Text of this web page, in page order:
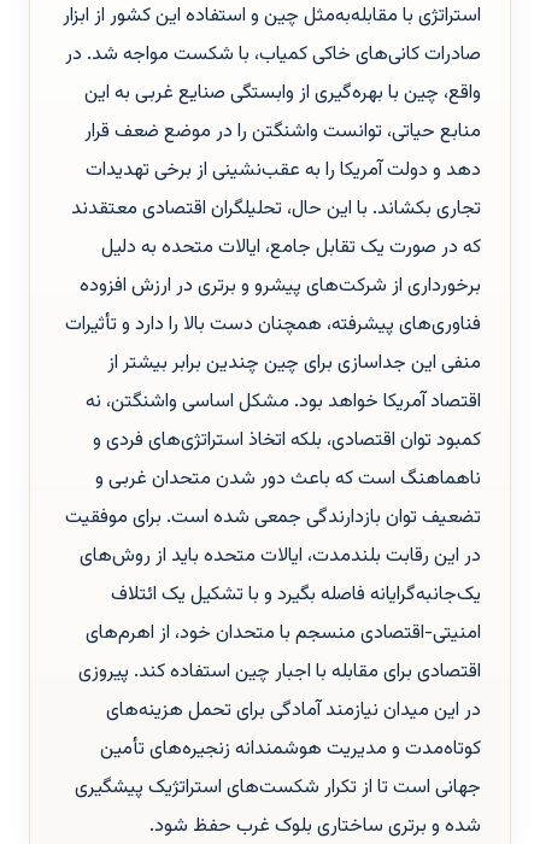
استراتژی با مقابله‌به‌مثل چین و استفاده این کشور از ابزار
صادرات کانی‌های خاکی کمیاب، با شکست مواجه شد. در
واقع، چین با بهره‌گیری از وابستگی صنایع غربی به این
منابع حیاتی، توانست واشنگتن را در موضع ضعف قرار
دهد و دولت آمریکا را به عقب‌نشینی از برخی تهدیدات
تجاری بکشاند. با این حال، تحلیلگران اقتصادی معتقدند
که در صورت یک تقابل جامع، ایالات متحده به دلیل
برخورداری از شرکت‌های پیشرو و برتری در ارزش افزوده
فناوری‌های پیشرفته، همچنان دست بالا را دارد و تأثیرات
منفی این جداسازی برای چین چندین برابر بیشتر از
اقتصاد آمریکا خواهد بود. مشکل اساسی واشنگتن، نه
کمبود توان اقتصادی، بلکه اتخاذ استراتژی‌های فردی و
ناهماهنگ است که باعث دور شدن متحدان غربی و
تضعیف توان بازدارندگی جمعی شده است. برای موفقیت
در این رقابت بلندمدت، ایالات متحده باید از روش‌های
یک‌جانبه‌گرایانه فاصله بگیرد و با تشکیل یک ائتلاف
امنیتی-اقتصادی منسجم با متحدان خود، از اهرم‌های
اقتصادی برای مقابله با اجبار چین استفاده کند. پیروزی
در این میدان نیازمند آمادگی برای تحمل هزینه‌های
کوتاه‌مدت و مدیریت هوشمندانه زنجیره‌های تأمین
جهانی است تا از تکرار شکست‌های استراتژیک پیشگیری
شده و برتری ساختاری بلوک غرب حفظ شود.